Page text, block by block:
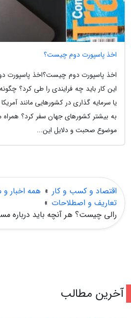
اخذ پاسپورت دوم چیست؟
اخذ پاسپورت دوم چیست؟اخذ پاسپورت
این کار باید چه فرایندی را طی کرد؟
یا سرمایه گذاری در کشورهایی مانند آمریکا
به بیشتر کشورهای جهان سفر کرد؟ همراه
موضوع صحبت و دلایل این...
اقتصاد و کسب و کار » همه اخبار و
تعاریف و اصطلاحات »
رالی چیست؟ هر آنچه باید درباره
آخرین مطالب